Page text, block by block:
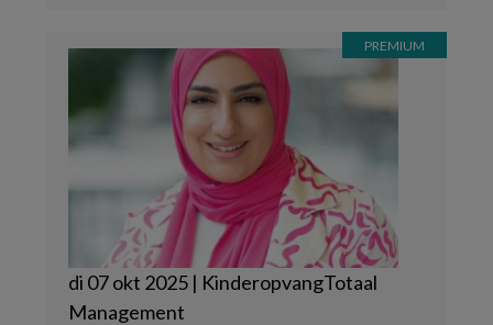
di 07 okt 2025 | KinderopvangTotaal
Management